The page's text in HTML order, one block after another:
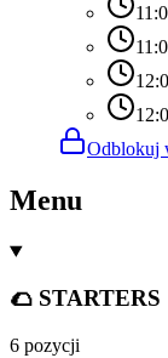
Odblokuj
Menu
🌮 STARTERS
6 pozycji